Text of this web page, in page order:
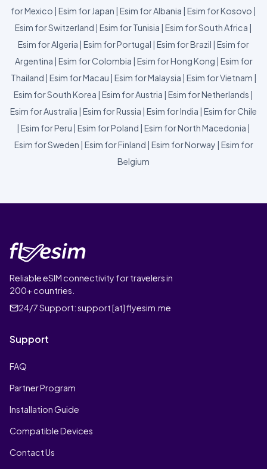
for Mexico | Esim for Japan | Esim for Albania | Esim for Kosovo |
Esim for Switzerland | Esim for Tunisia | Esim for South Africa |
Esim for Algeria | Esim for Portugal | Esim for Brazil | Esim for
Argentina | Esim for Colombia | Esim for Hong Kong | Esim for
Thailand | Esim for Macau | Esim for Malaysia | Esim for Vietnam |
Esim for South Korea | Esim for Austria | Esim for Netherlands |
Esim for Australia | Esim for Russia | Esim for India | Esim for Chile
| Esim for Peru | Esim for Poland | Esim for North Macedonia |
Esim for Sweden | Esim for Finland | Esim for Norway | Esim for
Belgium
Reliable eSIM connectivity for travelers in
200+ countries.
24/7 Support:support [at] flyesim.me
Support
FAQ
Partner Program
Installation Guide
Compatible Devices
Contact Us